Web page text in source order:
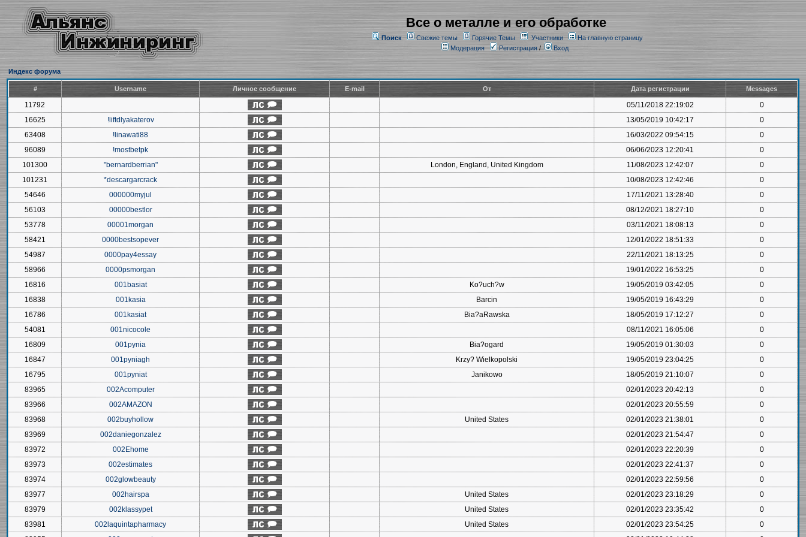
Все о металле и его обработке
Поиск Свежие темы Горячие Темы Участники
На главную страницу
Модерация
Регистрация/ Вход
Индекс форума
# Username Личное сообщение E-mail От Дата регистрации Messages
11792 05/11/2018 22:19:02
0
16625
!liftdlyakaterov 13/05/2019 10:42:17
0
63408
!linawati88 16/03/2022 09:54:15
0
96089
!mostbetpk 06/06/2023 12:20:41
0
101300
"bernardberrian" London, England, United Kingdom 11/08/2023 12:42:07
0
101231
*descargarcrack 10/08/2023 12:42:46
0
54646
000000myjul 17/11/2021 13:28:40
0
56103
00000bestlor 08/12/2021 18:27:10
0
53778
00001morgan 03/11/2021 18:08:13
0
58421
0000bestsopever 12/01/2022 18:51:33
0
54987
0000pay4essay 22/11/2021 18:13:25
0
58966
0000psmorgan 19/01/2022 16:53:25
0
16816
001basiat Ko?uch?w 19/05/2019 03:42:05
0
16838
001kasia Barcin 19/05/2019 16:43:29
0
16786
001kasiat Bia?aRawska 18/05/2019 17:12:27
0
54081
001nicocole 08/11/2021 16:05:06
0
16809
001pynia Bia?ogard 19/05/2019 01:30:03
0
16847
001pyniagh Krzy? Wielkopolski 19/05/2019 23:04:25
0
16795
001pyniat Janikowo 18/05/2019 21:10:07
0
83965
002Acomputer 02/01/2023 20:42:13
0
83966
002AMAZON 02/01/2023 20:55:59
0
83968
002buyhollow United States 02/01/2023 21:38:01
0
83969
002daniegonzalez 02/01/2023 21:54:47
0
83972
002Ehome 02/01/2023 22:20:39
0
83973
002estimates 02/01/2023 22:41:37
0
83974
002glowbeauty 02/01/2023 22:59:56
0
83977
002hairspa United States 02/01/2023 23:18:29
0
83979
002klassypet United States 02/01/2023 23:35:42
0
83981
002laquintapharmacy United States 02/01/2023 23:54:25
0